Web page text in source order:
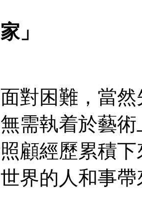
」
面對困難，當
需執着於藝
顧經歷累積
界的人和事